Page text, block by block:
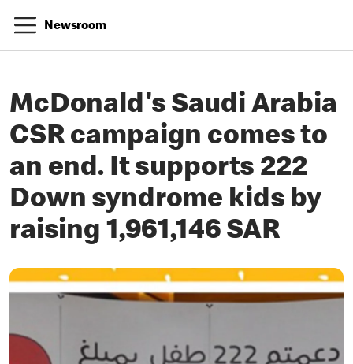
Newsroom
McDonald's Saudi Arabia
CSR campaign comes to
an end. It supports 222
Down syndrome kids by
raising 1,961,146 SAR